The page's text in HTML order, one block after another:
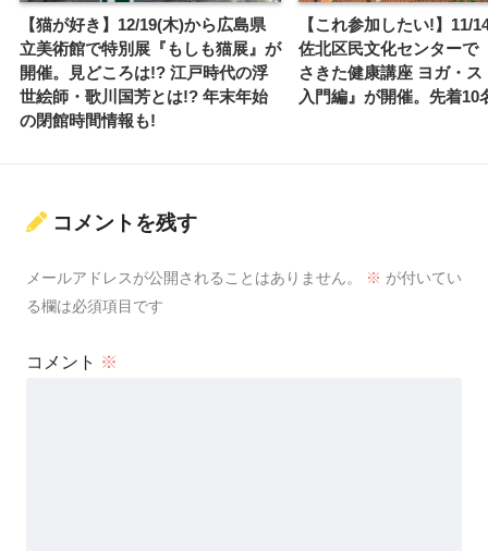
【猫が好き】12/19(木)から広島県
立美術館で特別展『もしも猫展』が
開催。見どころは!? 江戸時代の浮
世絵師・歌川国芳とは!? 年末年始
の閉館時間情報も!
【これ参加したい!】11/
佐北区民文化センターで
さきた健康講座 ヨガ・ス
入門編』が開催。先着10
コメントを残す
メールアドレスが公開されることはありません。 ※ が付いてい
る欄は必須項目です
コメント ※